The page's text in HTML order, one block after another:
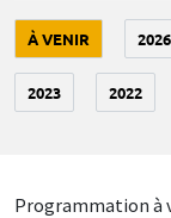
À VENIR 2026
2023 2022
Programmation à